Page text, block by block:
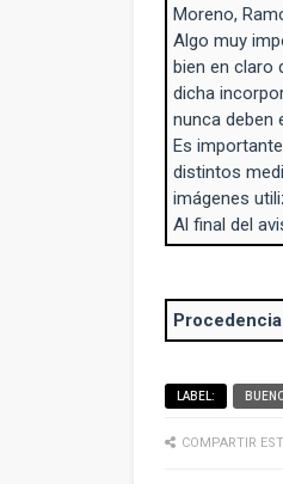
Moreno,
Algo muy
bien en claro
dicha
nunca deben
Es
distintos
imágenes
Al final del
LABEL:
COMPARTIR